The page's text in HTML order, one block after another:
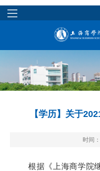
【学历】关于
时间
根据《上海商学院